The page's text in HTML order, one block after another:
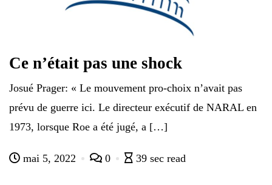
Ce n’était pas une shock
Josué Prager: « Le mouvement pro-choix n’avait pas
prévu de guerre ici. Le directeur exécutif de NARAL en
1973, lorsque Roe a été jugé, a […]
mai 5, 2022 0 39 sec read